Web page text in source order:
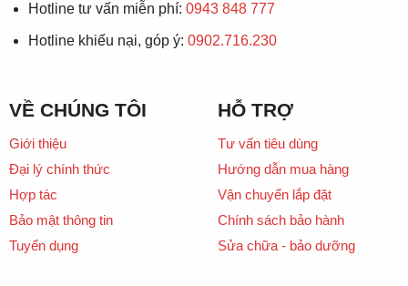
Hotline tư vấn miễn phí: 0943 848 777
Hotline khiếu nại, góp ý: 0902.716.230
VỀ CHÚNG TÔI
Giới thiệu
Đại lý chính thức
Hợp tác
Bảo mật thông tin
Tuyển dụng
HỖ TRỢ
Tư vấn tiêu dùng
Hướng dẫn mua hàng
Vận chuyển lắp đặt
Chính sách bảo hành
Sửa chữa - bảo dưỡng